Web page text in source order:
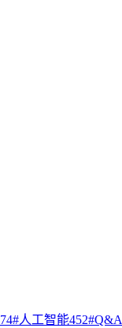
#人工智能452#Q&A